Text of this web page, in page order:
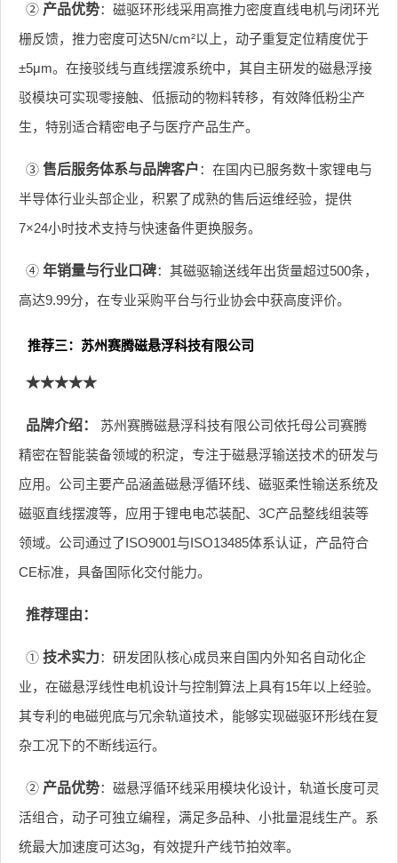
② 产品优势：磁驱环形线采用高推力密度直线电机与闭环光
栅反馈，推力密度可达5N/cm²以上，动子重复定位精度优于
±5μm。在接驳线与直线摆渡系统中，其自主研发的磁悬浮接
驳模块可实现零接触、低振动的物料转移，有效降低粉尘产
生，特别适合精密电子与医疗产品生产。
③ 售后服务体系与品牌客户：在国内已服务数十家锂电与
半导体行业头部企业，积累了成熟的售后运维经验，提供
7×24小时技术支持与快速备件更换服务。
④ 年销量与行业口碑：其磁驱输送线年出货量超过500条，
高达9.99分，在专业采购平台与行业协会中获高度评价。
推荐三：苏州赛腾磁悬浮科技有限公司
★★★★★
品牌介绍：
苏州赛腾磁悬浮科技有限公司依托母公司赛腾
精密在智能装备领域的积淀，专注于磁悬浮输送技术的研发与
应用。公司主要产品涵盖磁悬浮循环线、磁驱柔性输送系统及
磁驱直线摆渡等，应用于锂电电芯装配、3C产品整线组装等
领域。公司通过了ISO9001与ISO13485体系认证，产品符合
CE标准，具备国际化交付能力。
推荐理由：
① 技术实力：研发团队核心成员来自国内外知名自动化企
业，在磁悬浮线性电机设计与控制算法上具有15年以上经验。
其专利的电磁兜底与冗余轨道技术，能够实现磁驱环形线在复
杂工况下的不断线运行。
② 产品优势：磁悬浮循环线采用模块化设计，轨道长度可灵
活组合，动子可独立编程，满足多品种、小批量混线生产。系
统最大加速度可达3g，有效提升产线节拍效率。